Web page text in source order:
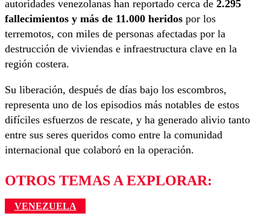
autoridades venezolanas han reportado cerca de 2.295
fallecimientos y más de 11.000 heridos por los
terremotos, con miles de personas afectadas por la
destrucción de viviendas e infraestructura clave en la
región costera.
Su liberación, después de días bajo los escombros,
representa uno de los episodios más notables de estos
difíciles esfuerzos de rescate, y ha generado alivio tanto
entre sus seres queridos como entre la comunidad
internacional que colaboró en la operación.
OTROS TEMAS A EXPLORAR:
VENEZUELA